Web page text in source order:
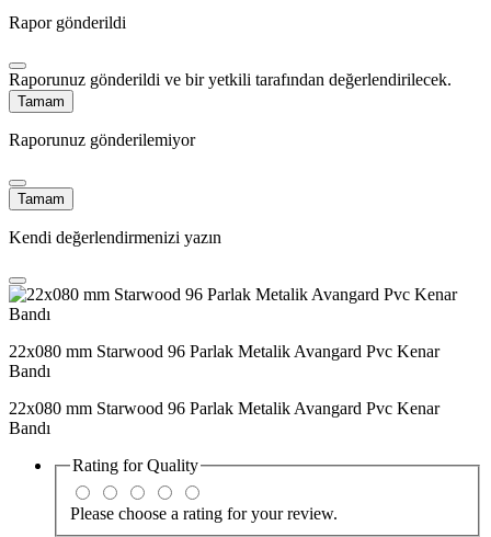
Rapor gönderildi
Raporunuz gönderildi ve bir yetkili tarafından değerlendirilecek.
Tamam
Raporunuz gönderilemiyor
Tamam
Kendi değerlendirmenizi yazın
22x080 mm Starwood 96 Parlak Metalik Avangard Pvc Kenar
Bandı
22x080 mm Starwood 96 Parlak Metalik Avangard Pvc Kenar
Bandı
Rating forQuality
Please choose a rating for your review.